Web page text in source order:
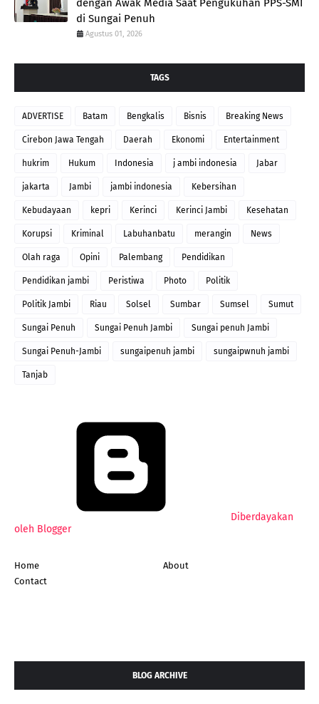
dengan Awak Media Saat Pengukuhan PPS-SMI
di Sungai Penuh
Agustus 01, 2026
TAGS
ADVERTISE Batam Bengkalis Bisnis Breaking News
Cirebon Jawa Tengah Daerah Ekonomi Entertainment
hukrim Hukum Indonesia j ambi indonesia Jabar
jakarta Jambi jambi indonesia Kebersihan
Kebudayaan kepri Kerinci Kerinci Jambi Kesehatan
Korupsi Kriminal Labuhanbatu merangin News
Olah raga Opini Palembang Pendidikan
Pendidikan jambi Peristiwa Photo Politik
Politik Jambi Riau Solsel Sumbar Sumsel Sumut
Sungai Penuh Sungai Penuh Jambi Sungai penuh Jambi
Sungai Penuh-Jambi sungaipenuh jambi sungaipwnuh jambi
Tanjab
Diberdayakan
oleh Blogger
Home
About
Contact
BLOG ARCHIVE